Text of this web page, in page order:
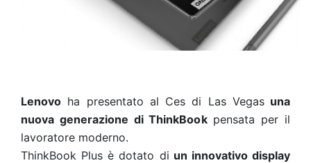
Lenovo ha presentato al Ces di Las Vegasuna
nuova generazione di ThinkBookpensata per il
lavoratore moderno.
ThinkBook Plus è dotato di un innovativo display